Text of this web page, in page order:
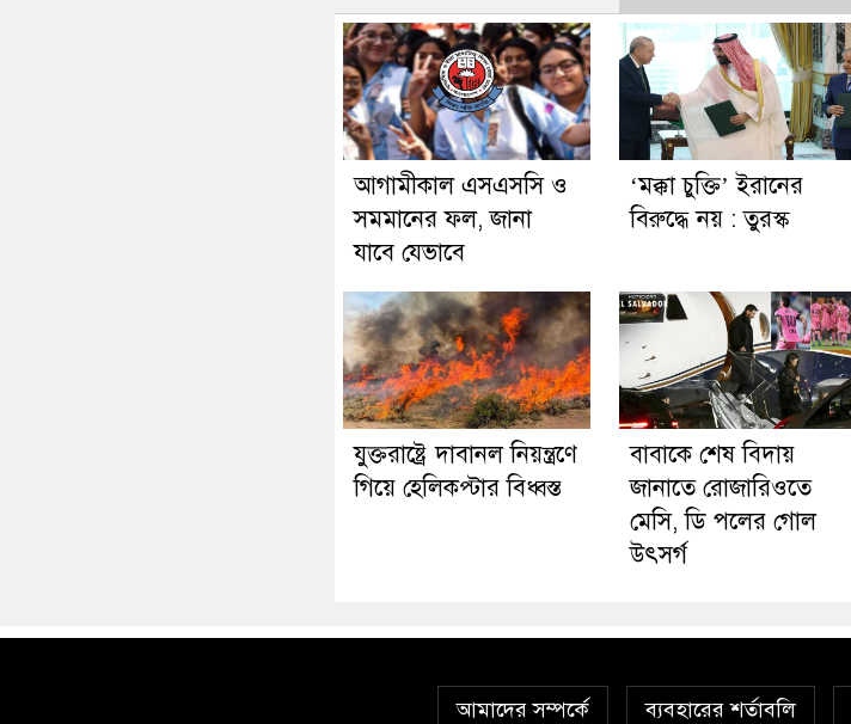
আগামীকাল এসএসসি ও
সমমানের ফল, জানা
যাবে যেভাবে
‘মক্কা চুক্তি’ ইরানের
বিরুদ্ধে নয় : তুরস্ক
যুক্তরাষ্ট্রে দাবানল নিয়ন্ত্রণে
গিয়ে হেলিকপ্টার বিধ্বস্ত
বাবাকে শেষ বিদায়
জানাতে রোজারিওতে
মেসি, ডি পলের গোল
উৎসর্গ
আমাদের সম্পর্কে ব্যবহারের শর্তাবলি